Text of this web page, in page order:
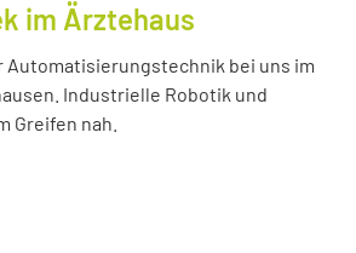
im Ärztehaus
bei uns im
Industrielle Robotik und
Greifen nah.